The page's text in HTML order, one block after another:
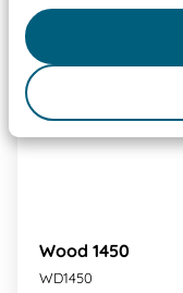
Wood 1450
WD1450